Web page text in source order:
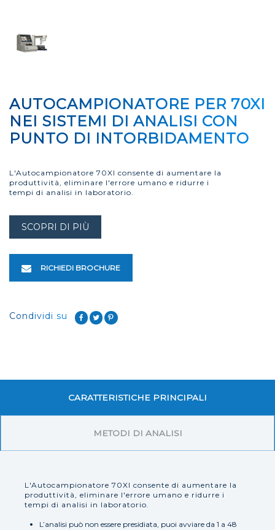
AUTOCAMPIONATORE PER 70XI
NEI SISTEMI DI ANALISI CON
PUNTO DI INTORBIDAMENTO
L'Autocampionatore 70XI consente di aumentare la
produttività, eliminare l'errore umano e ridurre i
tempi di analisi in laboratorio.
SCOPRI DI PIÙ
RICHIEDI BROCHURE
Condividi su
CARATTERISTICHE PRINCIPALI
METODI DI ANALISI
L'Autocampionatore 70XI consente di aumentare la
produttività, eliminare l'errore umano e ridurre i
tempi di analisi in laboratorio.
L’analisi può non essere presidiata, puoi avviare da 1 a 48